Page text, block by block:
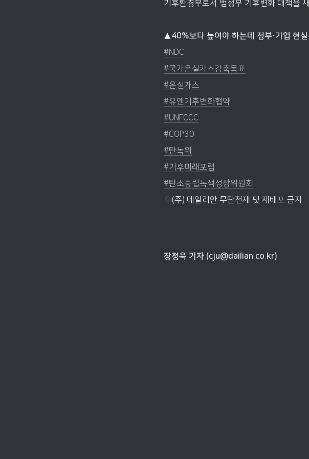
기후환경부로서 범정부 기후변화 대책을
▲40%보다 높여야 하는데 정부·기업 현
#NDC
#국가온실가스감축목표
#온실가스
#유엔기후변화협약
#UNFCCC
#COP30
#탄녹위
#기후미래포럼
#탄소중립녹색성장위원회
(주) 데일리안 무단전재 및 재배포 금지
장정욱 기자 (cju@dailian.co.kr)